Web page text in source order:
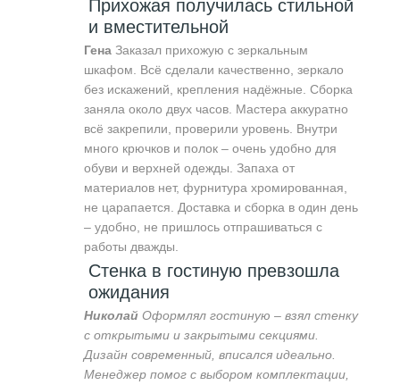
Прихожая получилась стильной
и вместительной
Гена Заказал прихожую с зеркальным
шкафом. Всё сделали качественно, зеркало
без искажений, крепления надёжные. Сборка
заняла около двух часов. Мастера аккуратно
всё закрепили, проверили уровень. Внутри
много крючков и полок – очень удобно для
обуви и верхней одежды. Запаха от
материалов нет, фурнитура хромированная,
не царапается. Доставка и сборка в один день
– удобно, не пришлось отпрашиваться с
работы дважды.
Стенка в гостиную превзошла
ожидания
Николай Оформлял гостиную – взял стенку
с открытыми и закрытыми секциями.
Дизайн современный, вписался идеально.
Менеджер помог с выбором комплектации,